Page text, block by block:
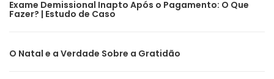
Exame Demissional Inapto Após o Pagamento: O Que
Fazer? | Estudo de Caso
O Natal e a Verdade Sobre a Gratidão